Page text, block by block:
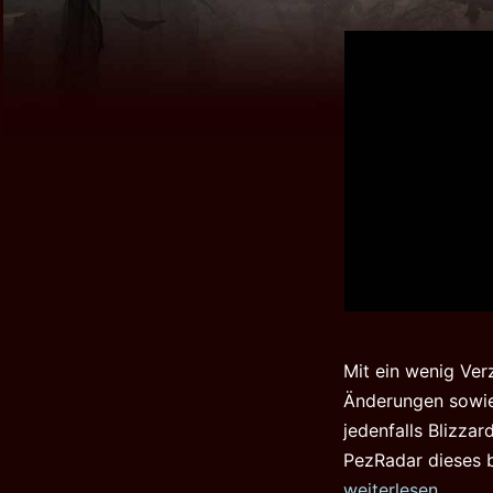
Mit ein wenig
Änderungen
jedenfalls
PezRadar
D2:R